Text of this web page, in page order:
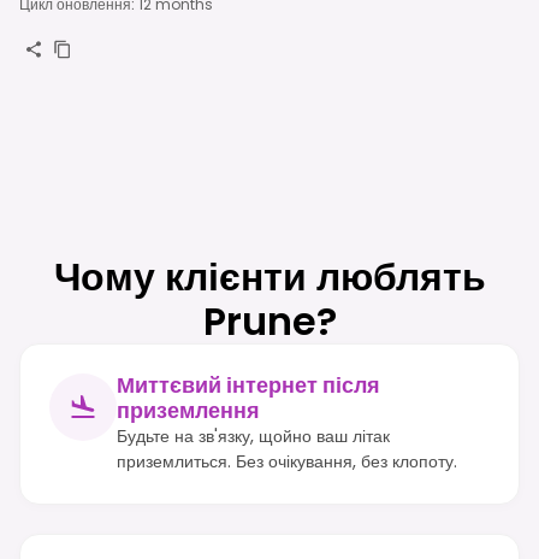
Чому клієнти люблять
Prune?
Миттєвий інтернет після
приземлення
Будьте на зв'язку, щойно ваш літак
приземлиться. Без очікування, без клопоту.